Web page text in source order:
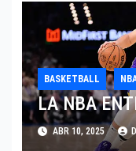
BASKETBALL
LA NBA
ABR 10, 2025